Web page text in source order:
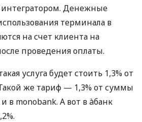
интегратором. Денежные
терминала в
на счет клиента на
проведения оплаты.
услуга будет стоить 1,3% от
же тариф — 1,3% от суммы
в monobank. А вот в àбанк